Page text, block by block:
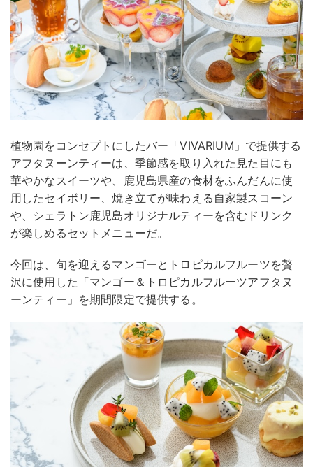
植物園をコンセプトにしたバー「VIVARIUM」で提供する
アフタヌーンティーは、季節感を取り入れた見た目にも
華やかなスイーツや、鹿児島県産の食材をふんだんに使
用したセイボリー、焼き立てが味わえる自家製スコーン
や、シェラトン鹿児島オリジナルティーを含むドリンク
が楽しめるセットメニューだ。
今回は、旬を迎えるマンゴーとトロピカルフルーツを贅
沢に使用した「マンゴー＆トロピカルフルーツアフタヌ
ーンティー」を期間限定で提供する。